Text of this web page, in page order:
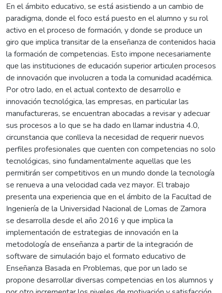
En el ámbito educativo, se está asistiendo a un cambio de
paradigma, donde el foco está puesto en el alumno y su rol
activo en el proceso de formación, y donde se produce un
giro que implica transitar de la enseñanza de contenidos hacia
la formación de competencias. Esto impone necesariamente
que las instituciones de educación superior articulen procesos
de innovación que involucren a toda la comunidad académica.
Por otro lado, en el actual contexto de desarrollo e
innovación tecnológica, las empresas, en particular las
manufactureras, se encuentran abocadas a revisar y adecuar
sus procesos a lo que se ha dado en llamar industria 4.0,
circunstancia que conlleva la necesidad de requerir nuevos
perfiles profesionales que cuenten con competencias no solo
tecnológicas, sino fundamentalmente aquellas que les
permitirán ser competitivos en un mundo donde la tecnología
se renueva a una velocidad cada vez mayor. El trabajo
presenta una experiencia que en el ámbito de la Facultad de
Ingeniería de la Universidad Nacional de Lomas de Zamora
se desarrolla desde el año 2016 y que implica la
implementación de estrategias de innovación en la
metodología de enseñanza a partir de la integración de
software de simulación bajo el formato educativo de
Enseñanza Basada en Problemas, que por un lado se
propone desarrollar diversas competencias en los alumnos y